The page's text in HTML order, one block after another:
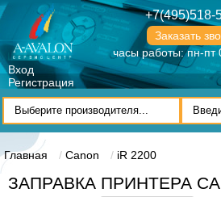
+7(495)518-
Заказать
часы работы: пн-пт
Вход
Регистрация
Главная Canon iR 2200
ЗАПРАВКА ПРИНТЕРА